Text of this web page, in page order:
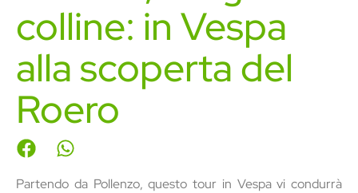
colline: in Vespa
alla scoperta del
Roero
Partendo da Pollenzo, questo tour in Vespa vi condurrà